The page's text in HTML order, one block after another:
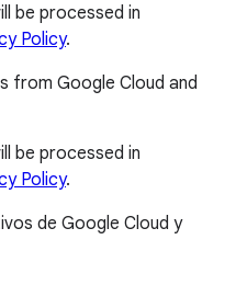
be processed in
Policy.
from Google Cloud and
be processed in
Policy.
de Google Cloud y